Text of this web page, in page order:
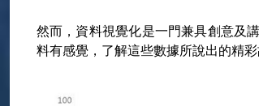
然而，資料視覺化是一門兼具創意及
料有感覺，了解這些數據所說出的精